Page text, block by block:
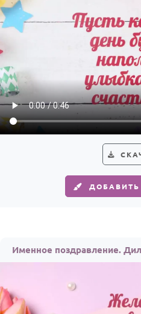
Именное поздравление.